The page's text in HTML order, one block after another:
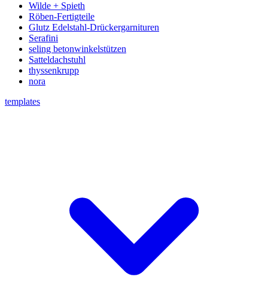
Wilde + Spieth
Röben-Fertigteile
Glutz Edelstahl-Drückergarnituren
Serafini
seling betonwinkelstützen
Satteldachstuhl
thyssenkrupp
nora
templates